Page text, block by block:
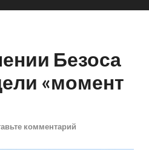
Безоса
«момент
комментарий